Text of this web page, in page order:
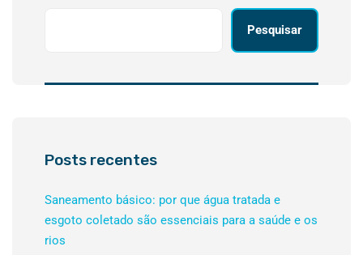
Pesquisar
Posts recentes
Saneamento básico: por que água tratada e
esgoto coletado são essenciais para a saúde e os
rios